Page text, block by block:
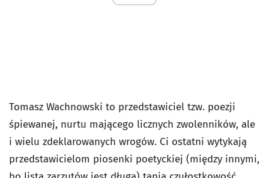
Tomasz Wachnowski to przedstawiciel tzw. poezji
śpiewanej, nurtu mającego licznych zwolenników, ale
i wielu zdeklarowanych wrogów. Ci ostatni wytykają
przedstawicielom piosenki poetyckiej (między innymi,